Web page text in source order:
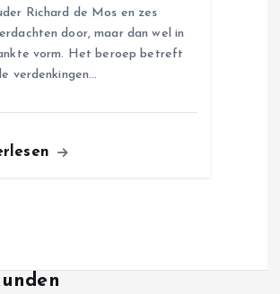
Richard de Mos en zes
door, maar dan wel in
vorm. Het beroep betreft
verdenkingen…